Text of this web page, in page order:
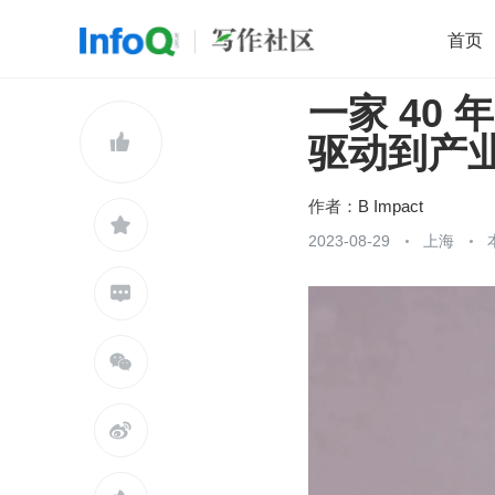
首页
开源 架构
前端 团队管理





一家 40
驱动到产
作者： B Impact
2023-08-29 上海